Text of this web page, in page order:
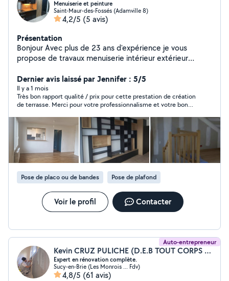
Menuiserie et peinture
Saint-Maur-des-Fossés (Adamville 8)
4,2/5 (5 avis)
Présentation
Bonjour Avec plus de 23 ans d'expérience je vous
propose de travaux menuiserie intérieur extérieur
,parquets coffrage ,portes, placard........ ets - travaux
peinture intérieur extérieur et petite travaux plomberie
électricité maçonnerie Devis et déplacement gratuit
Nous vous proposons un travail de qualité et propre.
Notre priorité vous satisfaire
Dernier avis laissé par Jennifer : 5/5
Il y a 1 mois
Très bon rapport qualité / prix pour cette prestation de création
de terrasse. Merci pour votre professionnalisme et votre bonne
Pose de placo ou de bandes Pose de plafond
Voir le profil Contacter
Auto-entrepreneur
Kevin CRUZ PULICHE (D.E.B TOUT CORPS RÉNOVATION ET PEINTURE)
Expert en rénovation complète.
Sucy-en-Brie (Les Monrois ... Fdv)
4,8/5 (61 avis)